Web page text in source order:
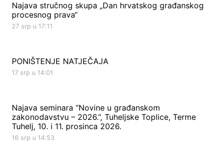
Najava stručnog skupa „Dan hrvatskog građanskog
procesnog prava“
27 srp u 17:11
PONIŠTENJE NATJEČAJA
17 srp u 14:01
Najava seminara “Novine u građanskom
zakonodavstvu – 2026.”, Tuheljske Toplice, Terme
Tuhelj, 10. i 11. prosinca 2026.
16 srp u 14:53